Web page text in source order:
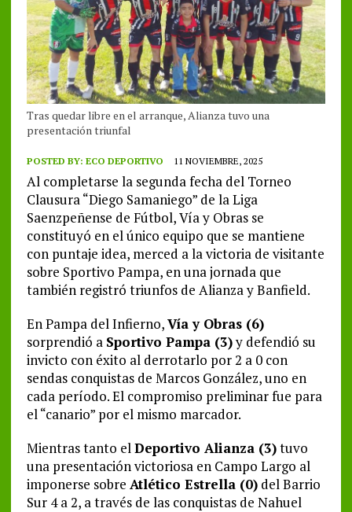
Tras quedar libre en el arranque, Alianza tuvo una
presentación triunfal
POSTED BY: ECO DEPORTIVO 11 NOVIEMBRE, 2025
Al completarse la segunda fecha del Torneo
Clausura “Diego Samaniego” de la Liga
Saenzpeñense de Fútbol, Vía y Obras se
constituyó en el único equipo que se mantiene
con puntaje idea, merced a la victoria de visitante
sobre Sportivo Pampa, en una jornada que
también registró triunfos de Alianza y Banfield.
En Pampa del Infierno,Vía y Obras (6)
sorprendió a Sportivo Pampa (3)y defendió su
invicto con éxito al derrotarlo por 2 a 0 con
sendas conquistas de Marcos González, uno en
cada período. El compromiso preliminar fue para
el “canario” por el mismo marcador.
Mientras tanto elDeportivo Alianza (3)tuvo
una presentación victoriosa en Campo Largo al
imponerse sobre Atlético Estrella (0)del Barrio
Sur 4 a 2, a través de las conquistas de Nahuel